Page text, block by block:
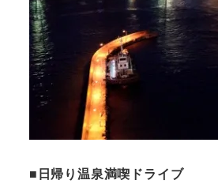
■日帰り温泉満喫ドライブ